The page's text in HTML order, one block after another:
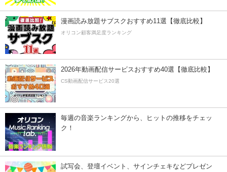
漫画読み放題サブスクおすすめ11選【徹底比較】
オリコン顧客満足度ランキング
2026年動画配信サービスおすすめ40選【徹底比較】
CS動画配信サービス20選
毎週の音楽ランキングから、ヒットの推移をチェッ
ク！
試写会、登壇イベント、サインチェキなどプレゼン